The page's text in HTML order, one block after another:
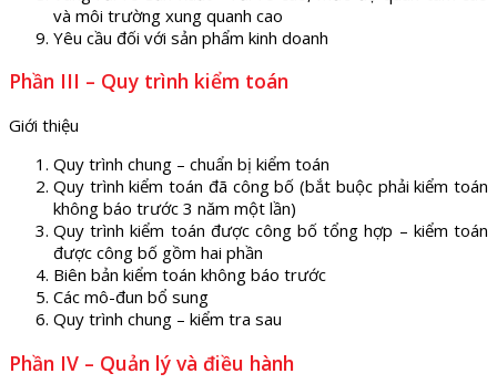
và môi trường xung quanh cao
Yêu cầu đối với sản phẩm kinh doanh
Phần III – Quy trình kiểm toán
Giới thiệu
Quy trình chung – chuẩn bị kiểm toán
Quy trình kiểm toán đã công bố (bắt buộc phải kiểm toán
không báo trước 3 năm một lần)
Quy trình kiểm toán được công bố tổng hợp – kiểm toán
được công bố gồm hai phần
Biên bản kiểm toán không báo trước
Các mô-đun bổ sung
Quy trình chung – kiểm tra sau
Phần IV – Quản lý và điều hành